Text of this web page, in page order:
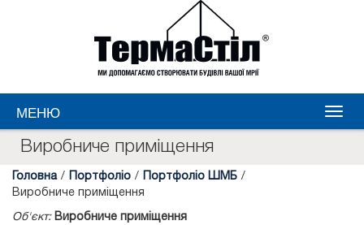
МЕНЮ
Виробниче приміщення
Головна / Портфоліо / Портфоліо ШМБ /
Виробниче приміщення
Об'єкт: Виробниче приміщення